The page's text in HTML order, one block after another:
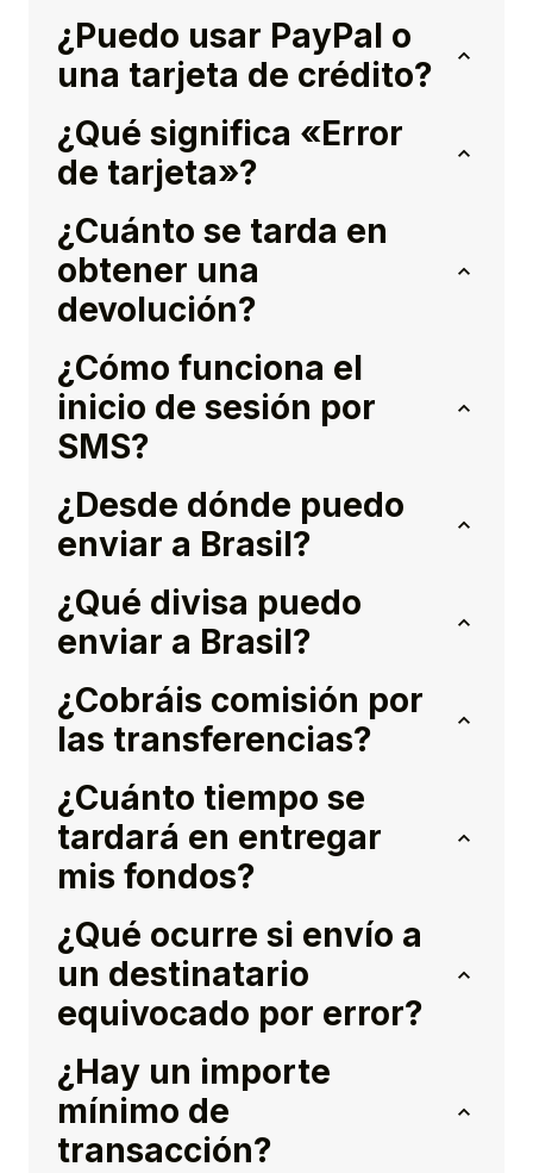
¿Puedo usar PayPal o
una tarjeta de crédito?
¿Qué significa «Error
de tarjeta»?
¿Cuánto se tarda en
obtener una
devolución?
¿Cómo funciona el
inicio de sesión por
SMS?
¿Desde dónde puedo
enviar a Brasil?
¿Qué divisa puedo
enviar a Brasil?
¿Cobráis comisión por
las transferencias?
¿Cuánto tiempo se
tardará en entregar
mis fondos?
¿Qué ocurre si envío a
un destinatario
equivocado por error?
¿Hay un importe
mínimo de
transacción?